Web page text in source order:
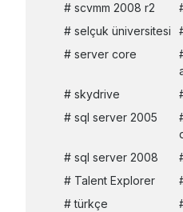
scvmm 2008 r2
selçuk üniversitesi
server core
skydrive
sql server 2005
sql server 2008
Talent Explorer
türkçe